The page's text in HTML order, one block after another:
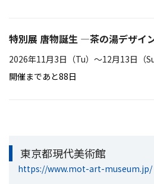
特別展 唐物誕生 ―茶の湯デザイ
2026年11月3日（Tu）〜12月13日（Su
開催まであと88日
東京都現代美術館
https://www.mot-art-museum.jp/